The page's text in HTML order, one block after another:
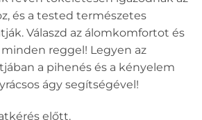
és a tested természetes
Válaszd az álomkomfortot és
reggel! Legyen az
a pihenés és a kényelem
ágy segítségével!
előtt.